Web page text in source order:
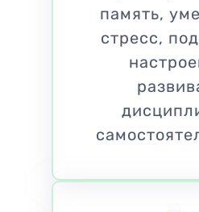
память,
стресс,